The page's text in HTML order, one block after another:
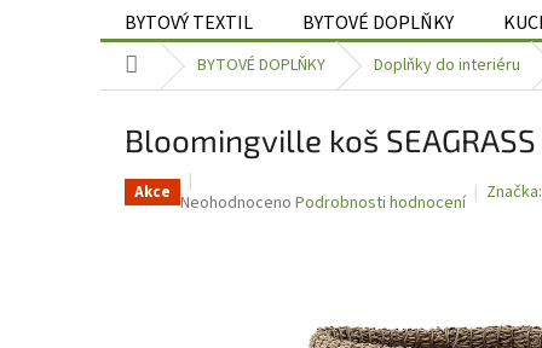
BYTOVÝ TEXTIL BYTOVÉ DOPLŇKY
Domů BYTOVÉ DOPLŇKY Doplňky do interiéru
Bloomingville koš
Akce Průměrné
Neohodnoceno Podrobnosti hodnocení Značka: